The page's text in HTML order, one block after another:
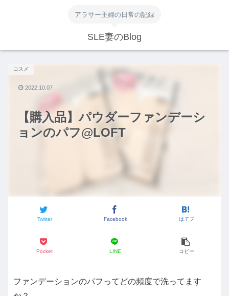
アラサー主婦の日常の記録
SLE妻のBlog
【購入品】パウダーファンデーシ
ョンのパフ@LOFT
コスメ
Twitter Facebook はてブ
Pocket LINE コピー
2022.10.07
ファンデーションのパフってどの頻度で洗ってます